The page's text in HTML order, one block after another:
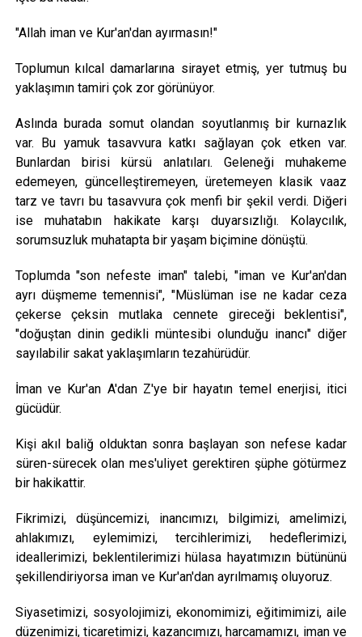
"Allah iman ve Kur'an'dan ayırmasın!"
Toplumun kılcal damarlarına sirayet etmiş, yer tutmuş bu
yaklaşımın tamiri çok zor görünüyor.
Aslında burada somut olandan soyutlanmış bir kurnazlık
var. Bu yamuk tasavvura katkı sağlayan çok etken var.
Bunlardan birisi kürsü anlatıları. Geleneği muhakeme
edemeyen, güncelleştiremeyen, üretemeyen klasik vaaz
tarz ve tavrı bu tasavvura çok menfi bir şekil verdi. Diğeri
ise muhatabın hakikate karşı duyarsızlığı. Kolaycılık,
sorumsuzluk muhatapta bir yaşam biçimine dönüştü.
Toplumda "son nefeste iman" talebi, "iman ve Kur'an'dan
ayrı düşmeme temennisi", "Müslüman ise ne kadar ceza
çekerse çeksin mutlaka cennete gireceği beklentisi",
"doğuştan dinin gedikli müntesibi olunduğu inancı" diğer
sayılabilir sakat yaklaşımların tezahürüdür.
İman ve Kur'an A'dan Z'ye bir hayatın temel enerjisi, itici
gücüdür.
Kişi akıl baliğ olduktan sonra başlayan son nefese kadar
süren-sürecek olan mes'uliyet gerektiren şüphe götürmez
bir hakikattir.
Fikrimizi, düşüncemizi, inancımızı, bilgimizi, amelimizi,
ahlakımızı, eylemimizi, tercihlerimizi, hedeflerimizi,
ideallerimizi, beklentilerimizi hülasa hayatımızın bütününü
şekillendiriyorsa iman ve Kur'an'dan ayrılmamış oluyoruz.
Siyasetimizi, sosyolojimizi, ekonomimizi, eğitimimizi, aile
düzenimizi, ticaretimizi, kazancımızı, harcamamızı, iman ve